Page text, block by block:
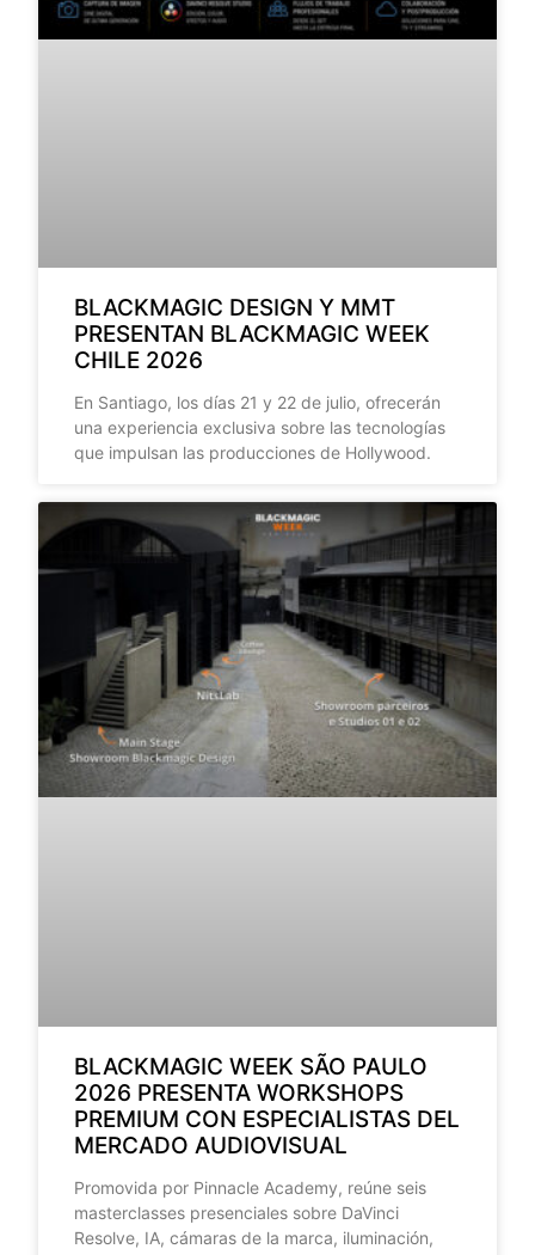
BLACKMAGIC DESIGN Y MMT
PRESENTAN BLACKMAGIC WEEK
CHILE 2026
En Santiago, los días 21 y 22 de julio, ofrecerán
una experiencia exclusiva sobre las tecnologías
que impulsan las producciones de Hollywood.
BLACKMAGIC WEEK SÃO PAULO
2026 PRESENTA WORKSHOPS
PREMIUM CON ESPECIALISTAS DEL
MERCADO AUDIOVISUAL
Promovida por Pinnacle Academy, reúne seis
masterclasses presenciales sobre DaVinci
Resolve, IA, cámaras de la marca, iluminación,